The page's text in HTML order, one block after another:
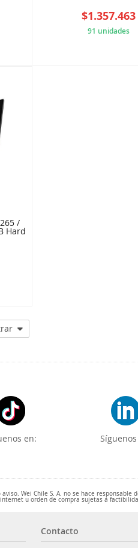
$1.357.463
91 unidades
/
Hard
en:
Wei Chile S. A. no se hace
u orden de compra sujetas a
Contacto